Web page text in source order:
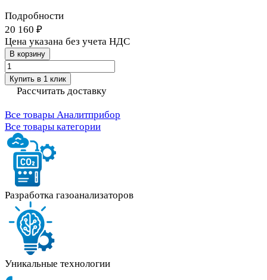
Подробности
20 160 ₽
Цена указана без учета НДС
В корзину
Купить в 1 клик
Рассчитать доставку
Все товары Аналитприбор
Все товары категории
Разработка газоанализаторов
Уникальные технологии